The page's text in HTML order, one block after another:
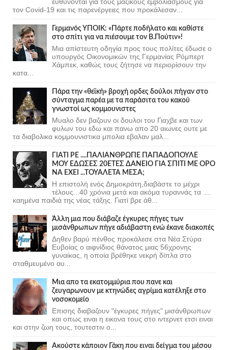
τον Covid-19 και τις παρενέργειες που προκάλεσαν...
Γερμανός ΥΠΟΙΚ: «Πάρτε ποδήλατο και καθίστε
στο σπίτι για να πιέσουμε τον Β.Πούτιν»!
Μια απίστευτη οδηγία προς τους πολίτες έδωσε ο
υπουργός Οικονομικών της Γερμανίας Ρόμπερτ
Χάμπεκ, καθώς τους ζήτησε να περιορίσουν την
κατα...
Πάρα την «θεϊκή» βροχή ορδες δούλοι πήγαν στο
σύνταγμα παρέα με τα παράσιτα του κακού
γνωστοί ως κομμουνιστες
Μυαλο δεν βαζουν οι δουλοι του Γιαχβε και των
φυλων του εδω και πανω απο 20 αιωνες ουτε με
τα διαβολικα κομμουνιστικα μπολια εβαλαν μαλ...
ΓΙΑΤΙ ΡΕ ....ΠΑΛΙΑΝΘΡΩΠΕ ΠΑΠΑΔΟΠΟΥΛΕ
ΜΟΥ ΕΔΩΣΕΣ 20ΕΤΕΣ ΔΑΝΕΙΟ ΓΙΑ ΣΠΙΤΙ ΜΕ ΟΡΟ
ΝΑ ΕΧΕΙ ...ΤΟΥΑΛΕΤΑ ΜΕΣΑ;
Η επιστολή ενός Δημοκράτη,διαβάστε το μέχρι
τέλους...40 χρόνια μετά και ακόμα τυραννάς τα ....
καημένα παιδιά της νέας τάξης. Γιατί βρε άθ...
Άλλη μια που διάβαζε έγκυρες πήγες των
μισάνθρωπων πήγε αδιάβαστη ενώ έκανε διακοπές
Δηθεν βαρύ πένθος προκάλεσε στα Νέα Στύρα
Ευβοίας ο αιφνίδιος θάνατος μιας 56χρονης
γυναίκας, η οποία βρέθηκε νεκρή δίπλα στο
σταθμευμένο αυ...
Μια απο τα εκατομμύρια που πανε και
ζευγαρωνουν με κτηνώδες αγρίμια κατέληξε στο
νοσοκομείο
Επισης διαβαζουν "έγκυρες πήγες" μισάνθρωπων
και οπως ειναι η εικονα τους στο ιντερνετ ετσι ειναι
και στην ζωη τους, τουτεστιν ο...
Ακούστε κάποιον Γάκη που ειναι δείγμα του μέσου